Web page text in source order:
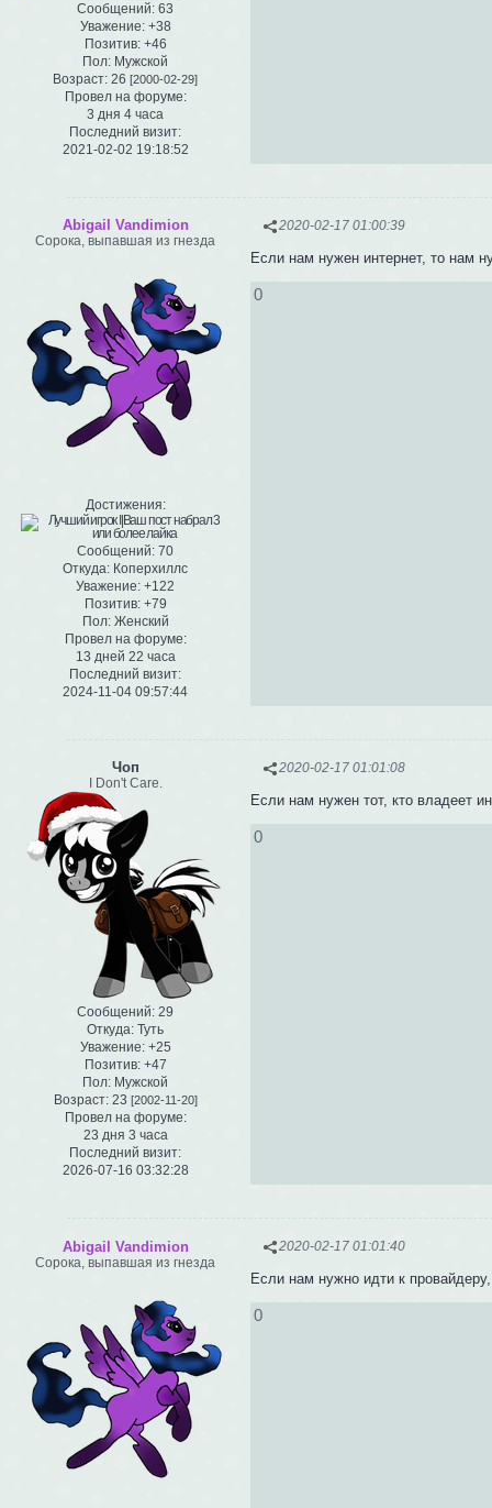
Сообщений: 63
Уважение: +38
Позитив: +46
Пол: Мужской
Возраст: 26 [2000-02-29]
Провел на форуме:
3 дня 4 часа
Последний визит:
2021-02-02 19:18:52
2020-02-17 01:00:39
Abigail Vandimion
Сорока, выпавшая из гнезда
Достижения:
Сообщений: 70
Откуда: Коперхиллс
Уважение: +122
Позитив: +79
Пол:Женский
Провел на форуме:
13 дней 22 часа
Последний визит:
2024-11-04 09:57:44
Если нам нужен интернет, то нам
0
2020-02-17 01:01:08
Чоп
I Don't Care.
Сообщений: 29
Откуда: Туть
Уважение: +25
Позитив: +47
Пол: Мужской
Возраст:23 [2002-11-20]
Провел на форуме:
23 дня 3 часа
Последний визит:
2026-07-16 03:32:28
Если нам нужен тот, кто владеет
0
2020-02-17 01:01:40
Abigail Vandimion
Сорока, выпавшая из гнезда
Если нам нужно идти к
0